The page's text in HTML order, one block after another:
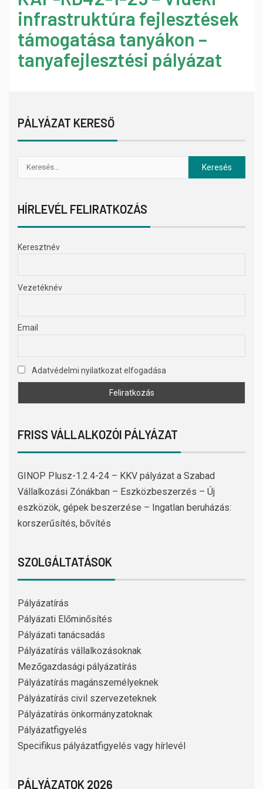
infrastruktúra fejlesztések
támogatása tanyákon –
tanyafejlesztési pályázat
PÁLYÁZAT KERESŐ
HÍRLEVÉL FELIRATKOZÁS
Keresztnév
Vezetéknév
Email
Adatvédelmi nyilatkozat elfogadása
FRISS VÁLLALKOZÓI PÁLYÁZAT
GINOP Plusz-1.2.4-24 – KKV pályázat a Szabad
Vállalkozási Zónákban – Eszközbeszerzés – Új
eszközök, gépek beszerzése – Ingatlan beruházás:
korszerűsítés, bővítés
SZOLGÁLTATÁSOK
Pályázatírás
Pályázati Előminősítés
Pályázati tanácsadás
Pályázatírás vállalkozásoknak
Mezőgazdasági pályázatírás
Pályázatírás magánszemélyeknek
Pályázatírás civil szervezeteknek
Pályázatírás önkormányzatoknak
Pályázatfigyelés
Specifikus pályázatfigyelés vagy hírlevél
PÁLYÁZATOK 2026